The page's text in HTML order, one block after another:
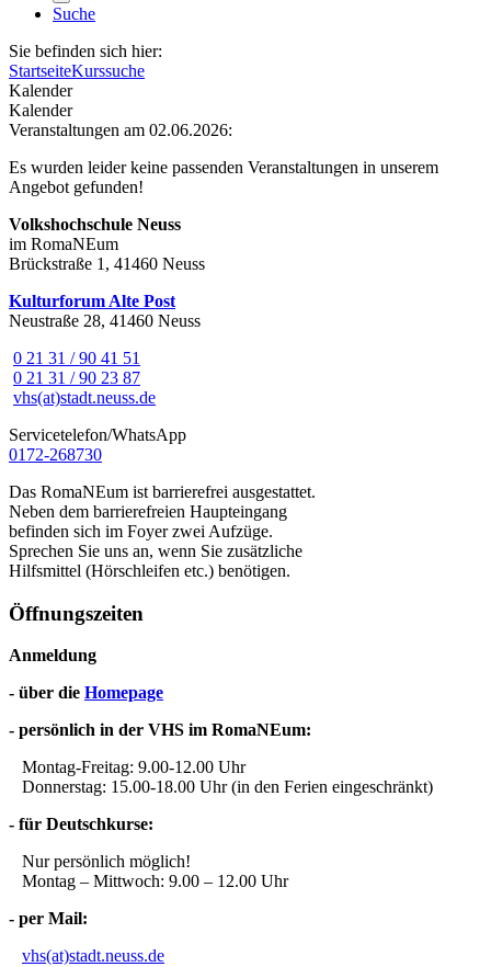
Suche
Sie befinden sich hier:
StartseiteKurssuche
Kalender
Kalender
Veranstaltungen am 02.06.2026:
Es wurden leider keine passenden Veranstaltungen in unserem
Angebot gefunden!
Volkshochschule Neuss
im RomaNEum
Brückstraße 1, 41460 Neuss
Kulturforum Alte Post
Neustraße 28, 41460 Neuss
0 21 31 / 90 41 51
0 21 31 / 90 23 87
vhs(at)stadt.neuss.de
Servicetelefon/WhatsApp
0172-268730
Das RomaNEum ist barrierefrei ausgestattet.
Neben dem barrierefreien Haupteingang
befinden sich im Foyer zwei Aufzüge.
Sprechen Sie uns an, wenn Sie zusätzliche
Hilfsmittel (Hörschleifen etc.) benötigen.
Öffnungszeiten
Anmeldung
- über die Homepage
- persönlich in der VHS im RomaNEum:
Montag-Freitag: 9.00-12.00 Uhr
Donnerstag: 15.00-18.00 Uhr (in den Ferien eingeschränkt)
- für Deutschkurse:
Nur persönlich möglich!
Montag – Mittwoch: 9.00 – 12.00 Uhr
- per Mail:
vhs(at)stadt.neuss.de